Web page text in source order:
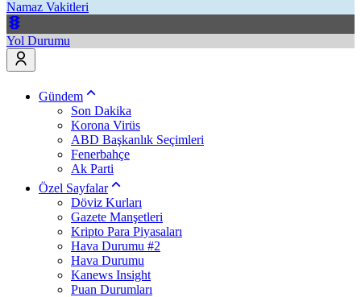
Namaz Vakitleri
Yol Durumu
Gündem
Son Dakika
Korona Virüs
ABD Başkanlık Seçimleri
Fenerbahçe
Ak Parti
Özel Sayfalar
Döviz Kurları
Gazete Manşetleri
Kripto Para Piyasaları
Hava Durumu #2
Hava Durumu
Kanews Insight
Puan Durumları